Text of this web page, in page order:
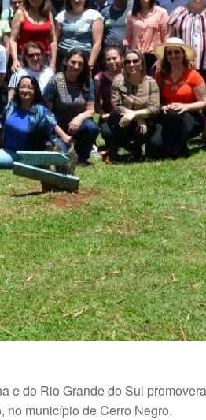
e do Rio Grande do Sul
no município de Cerro Negro.